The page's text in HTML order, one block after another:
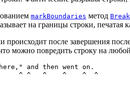
markBoundaries метод
на границы строки, печатая
происходит после завершения
можно повредить строку на
and then went on.